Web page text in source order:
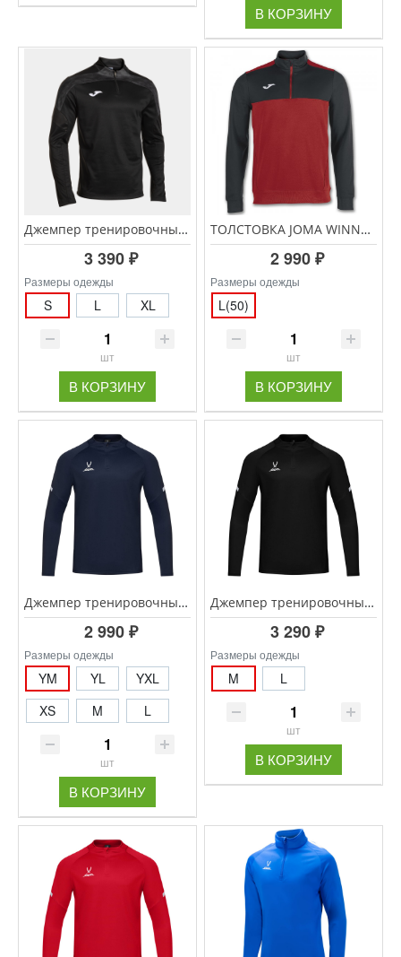
В КОРЗИНУ
Джемпер тренировочный JOMA Championship VIII 104217.110
3 390 ₽
Размеры одежды
S L XL
шт
В КОРЗИНУ
ТОЛСТОВКА JOMA WINNER 100947.601 КРАСНЫЙ-ЧЁРНЫЙ
2 990 ₽
Размеры одежды
L(50)
шт
В КОРЗИНУ
Джемпер тренировочный JOGEL CAMP 2 Training Top, темно-синий
2 990 ₽
Размеры одежды
YM YL
YXL
XS
M L
шт
В КОРЗИНУ
Джемпер тренировочный CAMP 2 Training Top, черный
3 290 ₽
Размеры одежды
M L
шт
В КОРЗИНУ